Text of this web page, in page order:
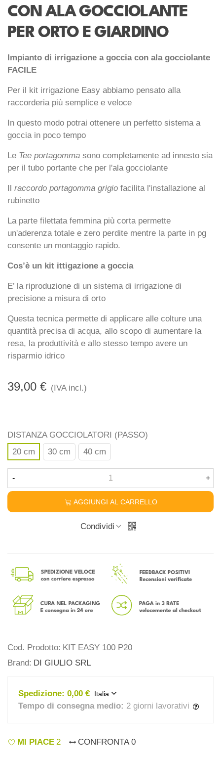
CON ALA GOCCIOLANTE
PER ORTO E GIARDINO
Impianto di irrigazione a goccia con ala gocciolante
FACILE
Per il kit irrigazione Easy abbiamo pensato alla
raccorderia più semplice e veloce
In questo modo potrai ottenere un perfetto sistema a
goccia in poco tempo
Le Tee portagomma sono completamente ad innesto sia
per il tubo portante che per l'ala gocciolante
Il raccordo portagomma grigio facilita l'installazione al
rubinetto
La parte filettata femmina più corta permette
un'aderenza totale e zero perdite mentre la parte in pg
consente un montaggio rapido.
Cos’è un kit ittigazione a goccia
E’ la riproduzione di un sistema di irrigazione di
precisione a misura di orto
Questa tecnica permette di applicare alle colture una
quantità precisa di acqua, allo scopo di aumentare la
resa, la produttività e allo stesso tempo avere un
risparmio idrico
39,00 € (IVA incl.)
DISTANZA GOCCIOLATORI (PASSO)
20 cm
30 cm 40 cm
- +
AGGIUNGI AL CARRELLO
Condividi
Cod. Prodotto: KIT EASY 100 P20
Brand: DI GIULIO SRL
Spedizione: 0,00 € Italia
Tempo di consegna medio: 2 giorni lavorativi
MI PIACE 2 CONFRONTA 0